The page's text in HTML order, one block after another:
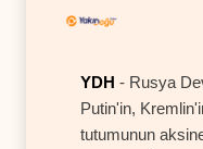
YDH - Rusya
Putin'in,
tutumunun